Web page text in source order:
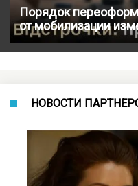
Порядок
от мобилизации
НОВОСТИ